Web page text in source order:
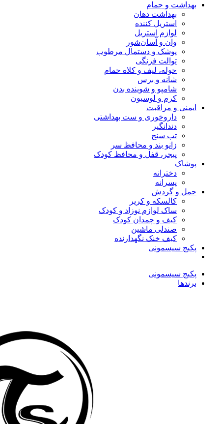
بهداشت و حمام
بهداشت دهان
استریل کننده
لوازم استریل
وان و آسان‌شور
پوشک و دستمال مرطوب
توالت فرنگی
حوله، لیف و کلاه حمام
شانه و برس
شامپو و شوینده بدن
کرم و لوسیون
ایمنی و مراقبت
داروخوری و ست بهداشتی
دندانگیر
تب‌ سنج
زانو بند و محافظ سر
پیجر، قفل و محافظ کودک
پوشاک
دخترانه
پسرانه
حمل و گردش
کالسکه و کریر
ساک لوازم نوزاد و کودک
کیف و چمدان کودک
صندلی ماشین
کیف خنک نگهدارنده
پکیج سیسمونی
پکیج سیسمونی
برندها